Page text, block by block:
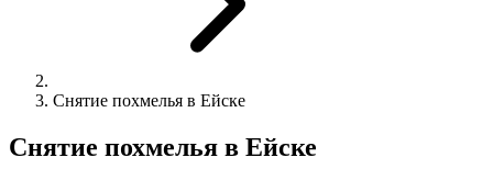
Снятие похмелья в Ейске
Снятие похмелья в Ейске